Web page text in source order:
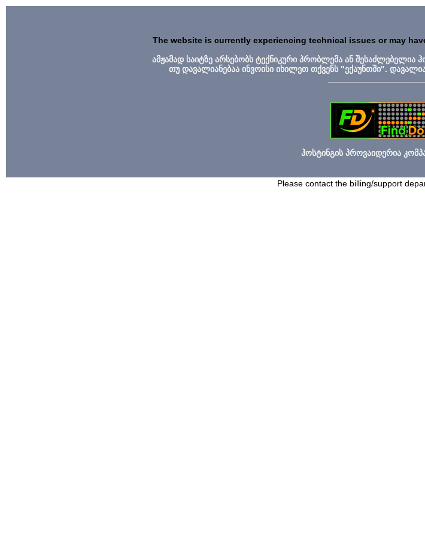
The website is currently experiencing technical issues or may
ამჟამად საიტზე არსებობს ტექნიკური პრობლემა ან შესაძლებელია
თუ დავალიანებაა ინვოისი იხილეთ თქვენს "ექაუნთში".
ჰოსტინგის პროვაიდერია
Please contact the billing/support